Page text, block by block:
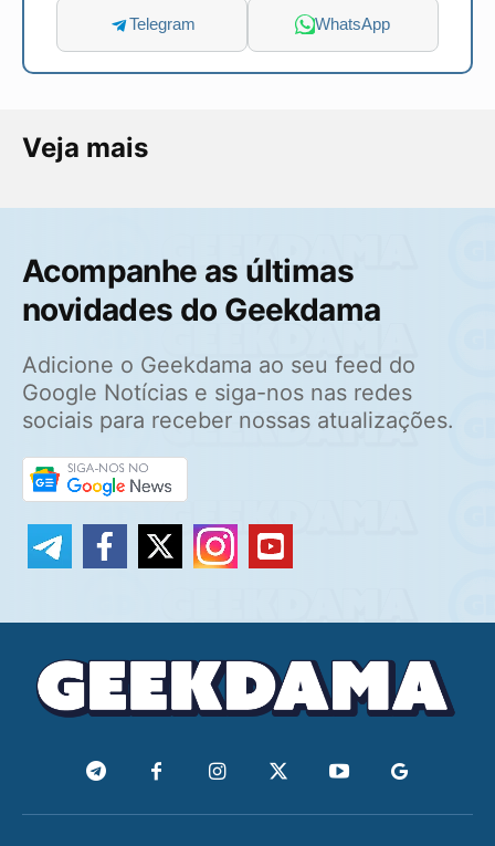
Telegram WhatsApp
Veja mais
Acompanhe as últimas
novidades do Geekdama
Adicione o Geekdama ao seu feed do
Google Notícias e siga-nos nas redes
sociais para receber nossas atualizações.